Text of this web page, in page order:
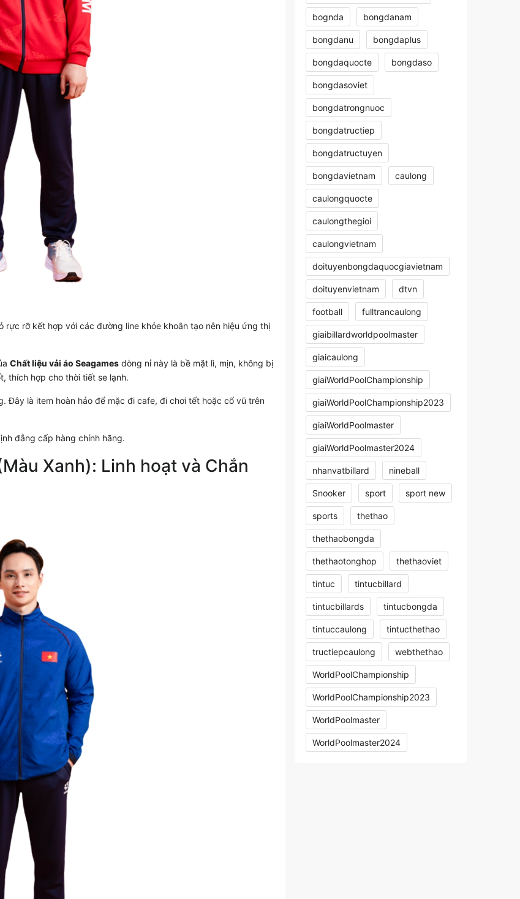
rỡ kết hợp với các đường line khỏe khoắn tạo nên hiệu ứng thị
Chất liệu vải áo Seagames dòng nỉ này là bề mặt lì, mịn, không bị
thích hợp cho thời tiết se lạnh.
Đây là item hoàn hảo để mặc đi cafe, đi chơi tết hoặc cổ vũ trên
đẳng cấp hàng chính hãng.
Xanh): Linh hoạt và Chắn
bognda bongdanam
bongdanu bongdaplus
bongdaquocte bongdaso
bongdasoviet
bongdatrongnuoc
bongdatructiep
bongdatructuyen
bongdavietnam caulong
caulongquocte
caulongthegioi
caulongvietnam
doituyenbongdaquocgiavietnam
doituyenvietnam dtvn
football fulltrancaulong
giaibillardworldpoolmaster
giaicaulong
giaiWorldPoolChampionship
giaiWorldPoolChampionship2023
giaiWorldPoolmaster
giaiWorldPoolmaster2024
nhanvatbillard nineball
Snooker sport sport new
sports thethao
thethaobongda
thethaotonghop thethaoviet
tintuc tintucbillard
tintucbillards tintucbongda
tintuccaulong tintucthethao
tructiepcaulong webthethao
WorldPoolChampionship
WorldPoolChampionship2023
WorldPoolmaster
WorldPoolmaster2024